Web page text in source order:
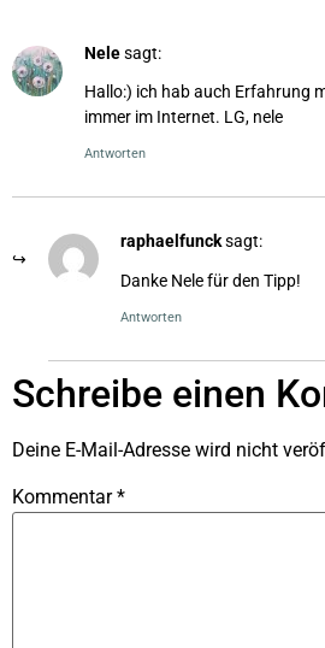
Nelesagt:
Hallo:) ich hab auch Erfahrung
immer im Internet. LG, nele
Antworten
raphaelfuncksagt:
Danke Nele für den Tipp!
Antworten
Schreibe einen
Deine E-Mail-Adresse wird nicht
Kommentar*